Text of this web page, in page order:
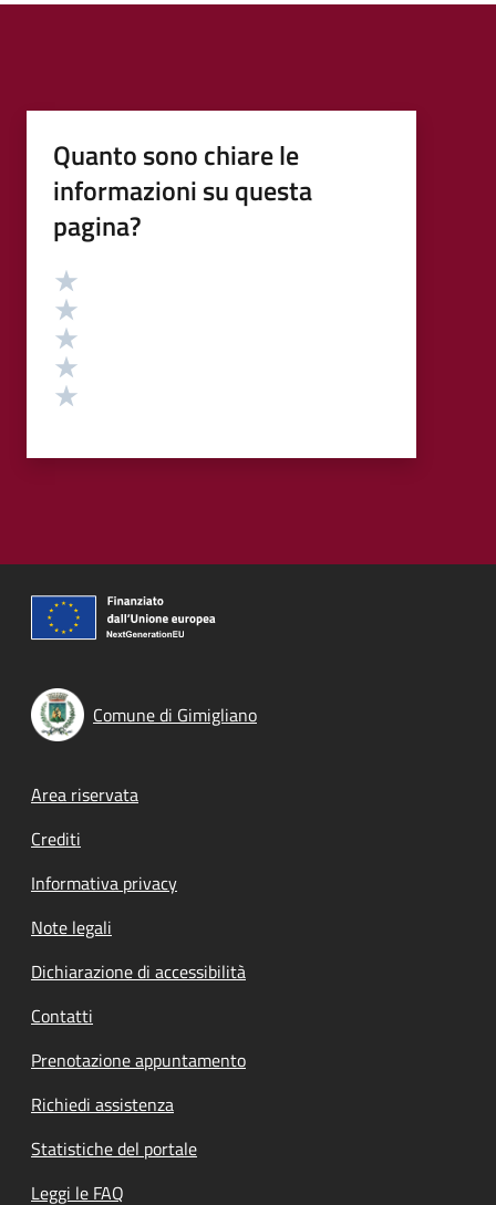
Quanto sono chiare le
informazioni su questa
pagina?
Valutazione
Comune di Gimigliano
Footer menu
Area riservata
Crediti
Informativa privacy
Note legali
Dichiarazione di accessibilità
Contatti
Prenotazione appuntamento
Richiedi assistenza
Statistiche del portale
Leggi le FAQ